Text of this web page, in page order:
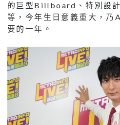
的巨型Billboard、特別設
等，今年生日意義重大，乃
要的一年。